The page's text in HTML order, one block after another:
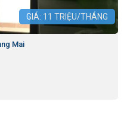
GIÁ: 11 TRIỆU/THÁNG
Mai